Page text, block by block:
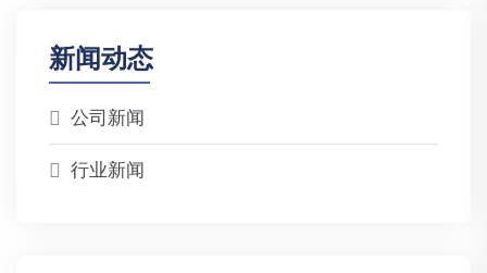
新闻动态
公司新闻
行业新闻